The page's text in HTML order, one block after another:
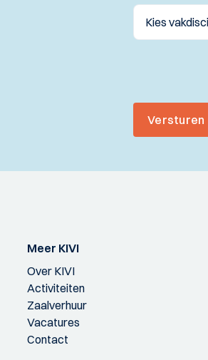
Versturen
Meer KIVI
Over KIVI
Activiteiten
Zaalverhuur
Vacatures
Contact